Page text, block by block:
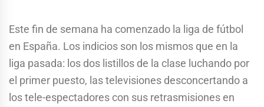
Este fin de semana ha comenzado la liga de fútbol
en España. Los indicios son los mismos que en la
liga pasada: los dos listillos de la clase luchando por
el primer puesto, las televisiones desconcertando a
los tele-espectadores con sus retrasmisiones en